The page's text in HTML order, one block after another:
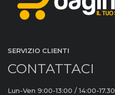
SERVIZIO CLIENTI
CONTATTACI
Lun-Ven 9:00-13:00 / 14:00-17.30